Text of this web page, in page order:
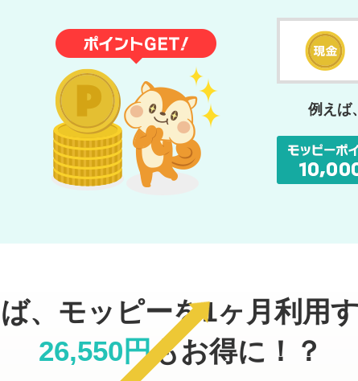
例えば、
、モッピーを1ヶ月利用
26,550円もお得に！？